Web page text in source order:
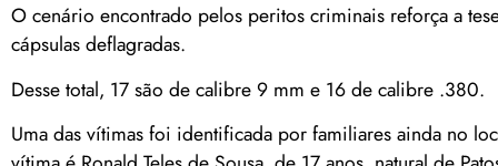
O cenário encontrado pelos peritos criminais reforça a
cápsulas deflagradas.
Desse total, 17 são de calibre 9 mm e 16 de calibre .380.
Uma das vítimas foi identificada por familiares ainda no